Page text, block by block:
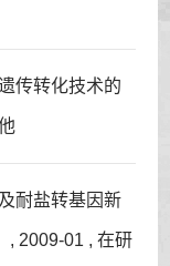
传转化技术的
耐盐转基因新
, 2009-01 , 在研